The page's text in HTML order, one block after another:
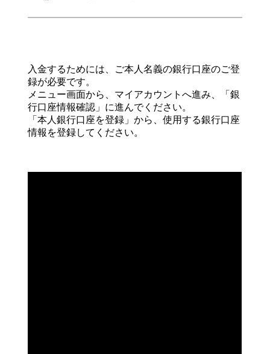
入金するためには、ご本人名義の銀行口座のご登
録が必要です。
メニュー画面から、マイアカウントへ進み、「銀
行口座情報確認」に進んでください。
「本人銀行口座を登録」から、使用する銀行口座
情報を登録してください。